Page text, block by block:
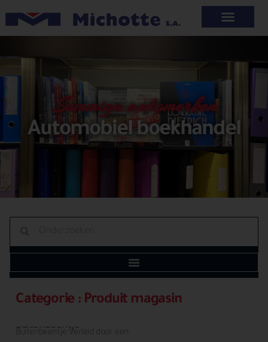
Sommige automerken
Automobiel boekhandel
Categorie : Produit magasin
Buitenbeentje
Buitenbeentje Verleid door een